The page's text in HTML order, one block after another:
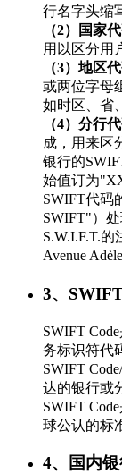
行名字头缩
（2）国家
用以区分用
（3）地区
或两位字母
如时区、省
（4）分行
成，用来区
银行的
始值订为
SWIFT代码
SWIFT"）
S.W.I.F.T.
Avenue
3、
SWIFT
务标识符代
SWIFT
达的银行或
SWIFT
球公认的标
4、国内